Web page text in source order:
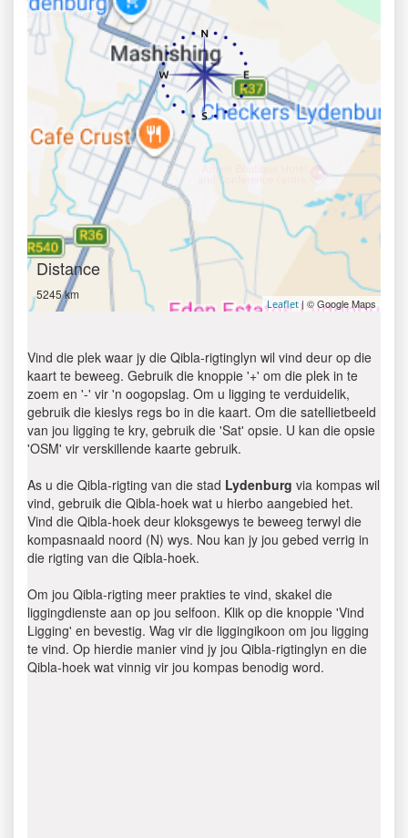
Distance
5245 km
Leaflet| © Google Maps
Vind die plek waar jy die Qibla-rigtinglyn wil vind deur op die
kaart te beweeg. Gebruik die knoppie '+' om die plek in te
zoem en '-' vir 'n oogopslag. Om u ligging te verduidelik,
gebruik die kieslys regs bo in die kaart. Om die satellietbeeld
van jou ligging te kry, gebruik die 'Sat' opsie. U kan die opsie
'OSM' vir verskillende kaarte gebruik.
As u die Qibla-rigting van die stad Lydenburg via kompas wil
vind, gebruik die Qibla-hoek wat u hierbo aangebied het.
Vind die Qibla-hoek deur kloksgewys te beweeg terwyl die
kompasnaald noord (N) wys. Nou kan jy jou gebed verrig in
die rigting van die Qibla-hoek.
Om jou Qibla-rigting meer prakties te vind, skakel die
liggingdienste aan op jou selfoon. Klik op die knoppie 'Vind
Ligging' en bevestig. Wag vir die liggingikoon om jou ligging
te vind. Op hierdie manier vind jy jou Qibla-rigtinglyn en die
Qibla-hoek wat vinnig vir jou kompas benodig word.